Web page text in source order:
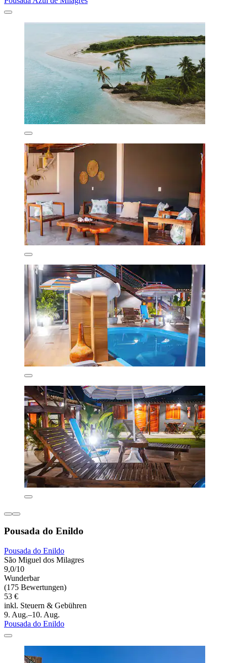
Pousada do Enildo
Pousada do Enildo
São Miguel dos Milagres
9,0/10
Wunderbar
(175 Bewertungen)
53 €
inkl. Steuern & Gebühren
9. Aug.–10. Aug.
Pousada do Enildo